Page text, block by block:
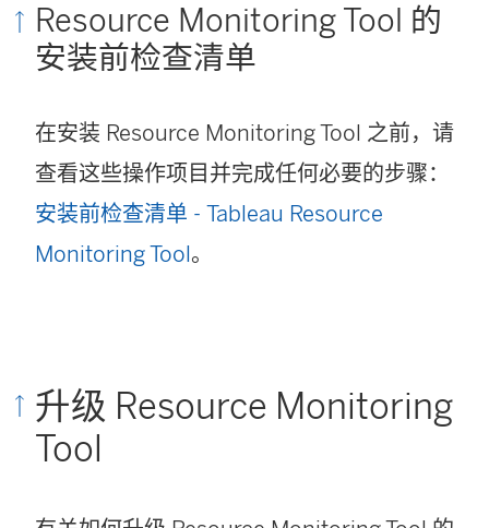
Resource Monitoring Tool 的
安装前检查清单
在安装 Resource Monitoring Tool 之前，请
查看这些操作项目并完成任何必要的步骤：
安装前检查清单 - Tableau Resource
Monitoring Tool。
升级 Resource Monitoring
Tool